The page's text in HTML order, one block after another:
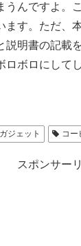
うんですよ。
ます。ただ、
説明書の記載
ロボロにして
ガジェット コー
スポンサー